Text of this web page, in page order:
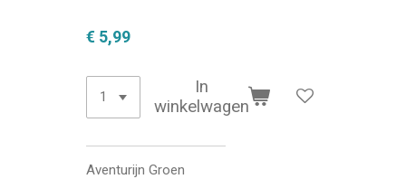
€ 5,99
In
winkelwagen
Aventurijn Groen